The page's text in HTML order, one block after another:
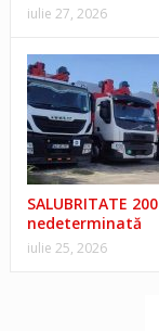
iulie 27, 2026
SALUBRITATE
nedeterminată
iulie 25, 2026